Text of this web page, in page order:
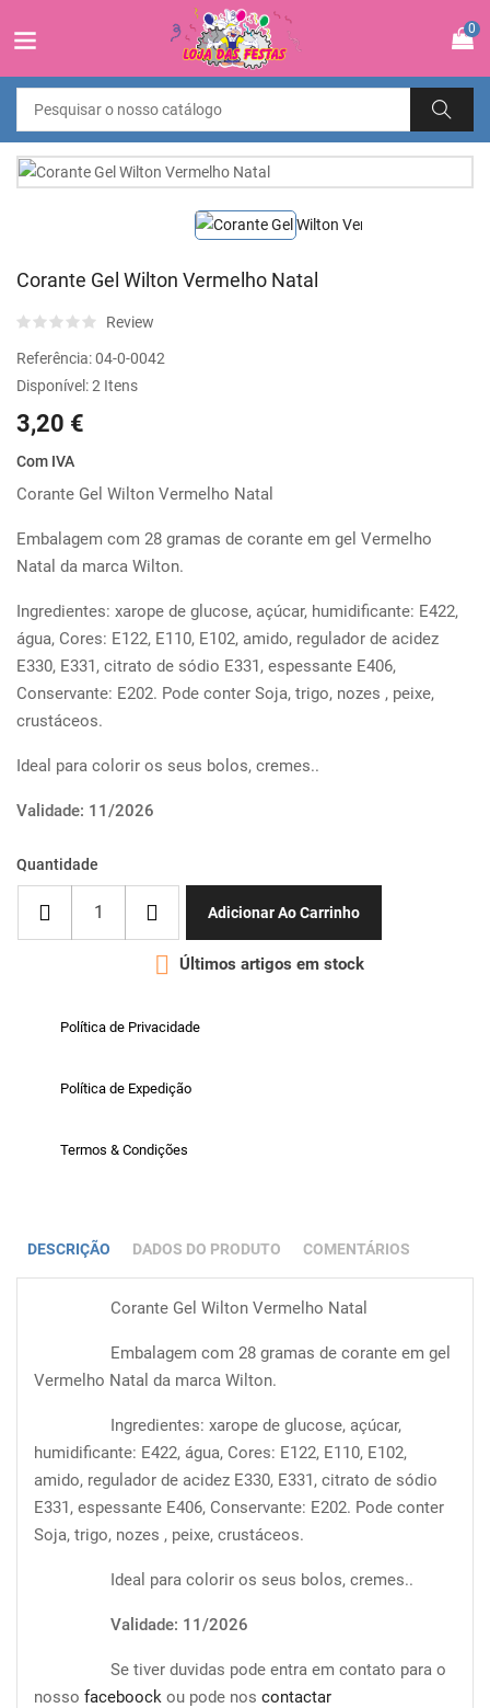
0
Corante Gel Wilton Vermelho Natal
Review
Referência:04-0-0042
Disponível:2 Itens
3,20 €
Com IVA
Corante Gel Wilton Vermelho Natal
Embalagem com 28 gramas de corante em gel Vermelho
Natal da marca Wilton.
Ingredientes: xarope de glucose, açúcar, humidificante: E422,
água, Cores: E122, E110, E102, amido, regulador de acidez
E330, E331, citrato de sódio E331, espessante E406,
Conservante: E202. Pode conter Soja, trigo, nozes , peixe,
crustáceos.
Ideal para colorir os seus bolos, cremes..
Validade: 11/2026
Quantidade
Adicionar Ao Carrinho
 Últimos artigos em stock
Política de Privacidade
Política de Expedição
Termos & Condições
DESCRIÇÃO DADOS DO PRODUTO COMENTÁRIOS
Corante Gel Wilton Vermelho Natal
Embalagem com 28 gramas de corante em gel
Vermelho Natal da marca Wilton.
Ingredientes: xarope de glucose, açúcar,
humidificante: E422, água, Cores: E122, E110, E102,
amido, regulador de acidez E330, E331, citrato de sódio
E331, espessante E406, Conservante: E202. Pode conter
Soja, trigo, nozes , peixe, crustáceos.
Ideal para colorir os seus bolos, cremes..
Validade: 11/2026
Se tiver duvidas pode entra em contato para o
nosso faceboock ou pode nos contactar